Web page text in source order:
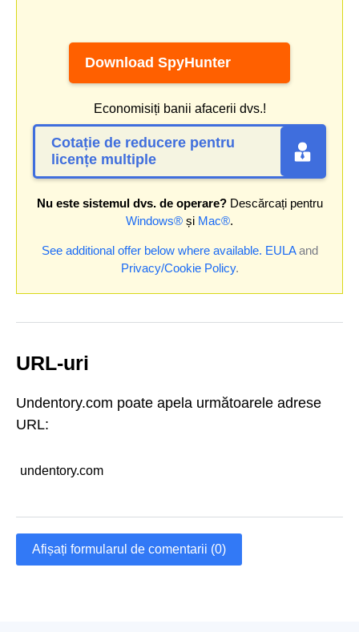
Download SpyHunter
Economisiți banii afacerii dvs.!
Cotație de reducere pentru
licențe multiple
Nu este sistemul dvs. de operare?Descărcați pentru
Windows® și Mac®.
See additional offer below where available. EULAand
Privacy/Cookie Policy.
URL-uri
Undentory.com poate apela următoarele adrese
URL:
undentory.com
Afișați formularul de comentarii (0)